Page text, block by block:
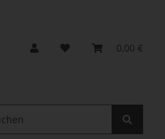
0,00 €